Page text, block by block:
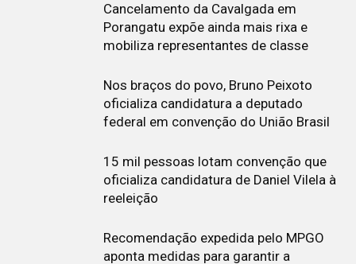
Cancelamento da Cavalgada em
Porangatu expõe ainda mais rixa e
mobiliza representantes de classe
Nos braços do povo, Bruno Peixoto
oficializa candidatura a deputado
federal em convenção do União Brasil
15 mil pessoas lotam convenção que
oficializa candidatura de Daniel Vilela à
reeleição
Recomendação expedida pelo MPGO
aponta medidas para garantir a